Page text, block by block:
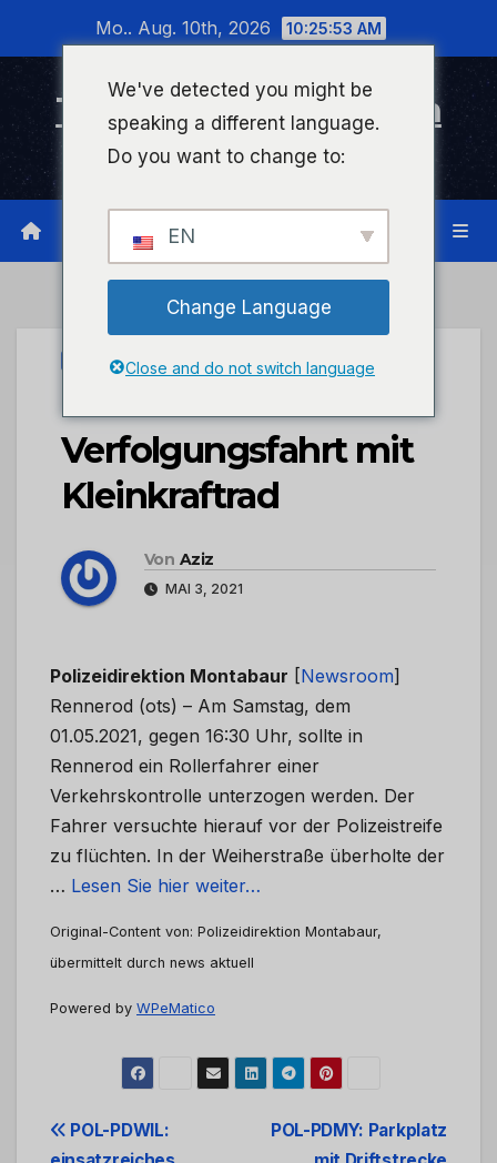
wechseln
Mo.. Aug. 10th, 2026 10:25:53 AM
Timeline Bad Kreuznach
Infonetzwerk für Bad Kreuznach
UNCATEGORIZED
POL-PDMT:
Verfolgungsfahrt mit
Kleinkraftrad
Von Aziz
MAI 3, 2021
Polizeidirektion Montabaur [Newsroom]
Rennerod (ots) – Am Samstag, dem
01.05.2021, gegen 16:30 Uhr, sollte in
Rennerod ein Rollerfahrer einer
Verkehrskontrolle unterzogen werden. Der
Fahrer versuchte hierauf vor der Polizeistreife
zu flüchten. In der Weiherstraße überholte der
… Lesen Sie hier weiter…
Original-Content von: Polizeidirektion Montabaur,
übermittelt durch news aktuell
Powered by WPeMatico
Beitrags-
POL-PDMY: Parkplatz
POL-PDWIL:
We've detected you might be
speaking a different language.
Do you want to change to:
EN
Change Language
Close and do not switch language